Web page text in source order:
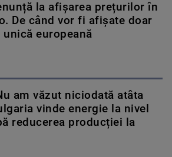
la afișarea prețurilor în
De când vor fi afișate doar
europeană
am văzut niciodată atâta
vinde energie la nivel
reducerea producției la